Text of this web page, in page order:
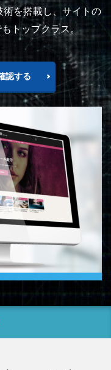
を搭載し、サイトの
トップクラス。
認する